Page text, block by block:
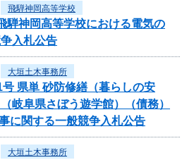
飛騨神岡高等学校
騨神岡高等学校における電気の
入札公告
大垣土木事務所
県単 砂防修繕（暮らしの安
岐阜県さぼう遊学館）（債務）
に関する一般競争入札公告
大垣土木事務所